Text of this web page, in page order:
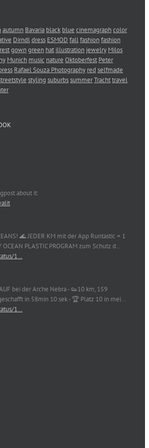
autumn Bavaria black blue cinemagraphcolor
Dirndldress ESMOD fallfashionfashion
gowngreen hat illustration jewelry Milos
Munich music nature Oktoberfest Peter
Rafael Souza Photography red selfmade
styling suburbssummerTrachttravel
about it:
🌊 JEDER KM mit der App Runtastic = 1
OCEAN PLASTIC PROGRAM zum Schutz d…
1…
bei der Arche Nebra - 👟10 km, 159
in 58min 10 sek - 🏆 Platz 10 in mei…
1…